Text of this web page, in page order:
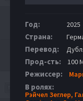
Год: 2025
Страна:
Перевод:
Прод-сть: 100
Режиссер:
В ролях:
Рэйчел Зеглер,